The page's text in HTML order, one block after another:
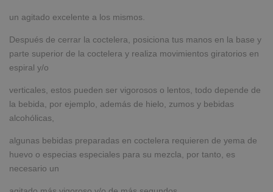
un agitado excelente a los mismos.
Después de cerrar la coctelera, posiciona tus manos en la base y
parte superior de la coctelera y realiza movimientos giratorios en
espiral y/o
verticales, estos pueden ser vigorosos o lentos, todo depende de
la bebida, por ejemplo, además de hielo, zumos y bebidas
alcohólicas,
algunas bebidas preparadas en coctelera requieren de yema de
huevo o especias especiales para su mezcla, por tanto, es
necesario un